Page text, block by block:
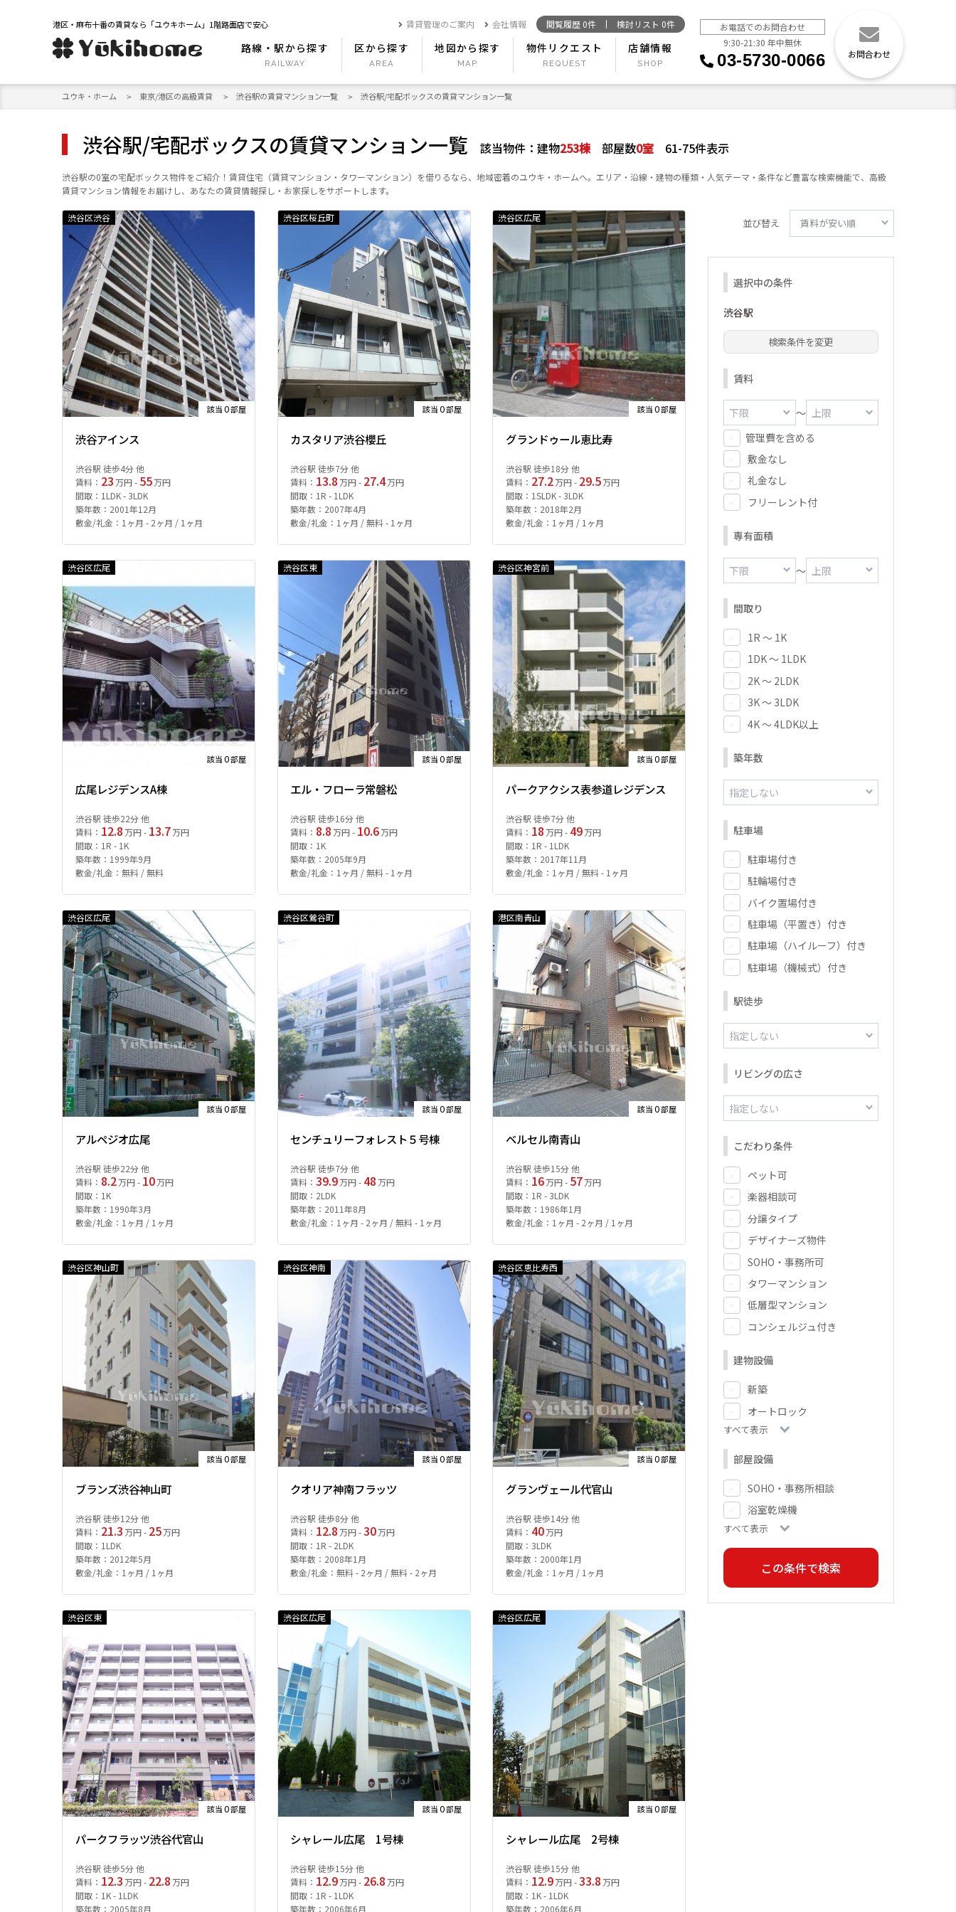
港区・麻布十番の賃貸なら「ユウキホーム」1階路面店で安心 賃貸管理のご案内 会社情報 閲覧履歴 0件 検討リスト 0件
路線・駅から探す 区から探す 地図から探す 物件リクエスト 店舗情報
お電話でのお問合わせ
9:30-21:30 年中無休
03-5730-0066 お問合わせ
ユウキ・ホーム 東京/港区の高級賃貸 渋谷駅の賃貸マンション一覧 渋谷駅/宅配ボックスの賃貸マンション一覧
渋谷駅/宅配ボックスの賃貸マンション一覧 該当物件： 建物253棟部屋数0室 61-75件表示
渋谷駅の0室の宅配ボックス物件をご紹介！賃貸住宅（賃貸マンション・タワーマンション）を借りるなら、地域密着のユウキ・ホームへ。エリア・沿線・建物の種類・人気テーマ・条件など豊富な検索機能で、高級
賃貸マンション情報をお届けし、あなたの賃貸情報探し・お家探しをサポートします。
渋谷区渋谷
該当0部屋
渋谷アインス
渋谷駅 徒歩4分 他
賃料： 23 万円 - 55 万円
間取：1LDK - 3LDK
築年数：2001年12月
敷金/礼金：1ヶ月 - 2ヶ月 / 1ヶ月
渋谷区桜丘町
該当0部屋
カスタリア渋谷櫻丘
渋谷駅 徒歩7分 他
賃料： 13.8 万円 - 27.4万円
間取：1R - 1LDK
築年数：2007年4月
敷金/礼金：1ヶ月 / 無料 - 1ヶ月
渋谷区広尾
該当 0部屋
グランドゥール恵比寿
渋谷駅 徒歩18分 他
賃料： 27.2万円 - 29.5万円
間取：1SLDK - 3LDK
築年数：2018年2月
敷金/礼金：1ヶ月 / 1ヶ月
渋谷区広尾
該当0部屋
広尾レジデンスA棟
渋谷駅 徒歩22分 他
賃料： 12.8 万円 - 13.7 万円
間取：1R - 1K
築年数：1999年9月
敷金/礼金：無料 / 無料
渋谷区東
該当0部屋
エル・フローラ常磐松
渋谷駅 徒歩16分 他
賃料： 8.8 万円 - 10.6万円
間取：1K
築年数：2005年9月
敷金/礼金：1ヶ月 / 無料 - 1ヶ月
渋谷区神宮前
該当 0部屋
パークアクシス表参道レジデンス
渋谷駅 徒歩7分 他
賃料： 18 万円 - 49万円
間取：1R - 1LDK
築年数：2017年11月
敷金/礼金：1ヶ月 / 無料 - 1ヶ月
渋谷区広尾
該当0部屋
アルペジオ広尾
渋谷駅 徒歩22分 他
賃料： 8.2 万円 - 10 万円
間取：1K
築年数：1990年3月
敷金/礼金：1ヶ月 / 1ヶ月
渋谷区鶯谷町
該当0部屋
センチュリーフォレスト５号棟
渋谷駅 徒歩7分 他
賃料：39.9万円 - 48 万円
間取：2LDK
築年数：2011年8月
敷金/礼金：1ヶ月 - 2ヶ月 / 無料 - 1ヶ月
港区南青山
該当 0部屋
ベルセル南青山
渋谷駅 徒歩15分 他
賃料： 16万円 - 57万円
間取：1R - 3LDK
築年数：1986年1月
敷金/礼金：1ヶ月 - 2ヶ月 / 1ヶ月
渋谷区神山町
該当0部屋
ブランズ渋谷神山町
渋谷駅 徒歩12分 他
賃料： 21.3 万円 - 25 万円
間取：1LDK
築年数：2012年5月
敷金/礼金：1ヶ月 / 1ヶ月
渋谷区神南
該当0部屋
クオリア神南フラッツ
渋谷駅 徒歩8分 他
賃料： 12.8 万円 -30万円
間取：1R - 2LDK
築年数：2008年1月
敷金/礼金：無料 - 2ヶ月 / 無料 - 2ヶ月
渋谷区恵比寿西
該当 0部屋
グランヴェール代官山
渋谷駅 徒歩14分 他
賃料： 40万円
間取：3LDK
築年数：2000年1月
敷金/礼金：1ヶ月 / 1ヶ月
渋谷区東
該当0部屋
パークフラッツ渋谷代官山
渋谷駅 徒歩5分 他
賃料： 12.3 万円 - 22.8 万円
間取：1K - 1LDK
築年数：2005年8月
渋谷区広尾
該当0部屋
シャレール広尾 1号棟
渋谷駅 徒歩15分 他
賃料： 12.9万円 - 26.8 万円
間取：1R - 1LDK
築年数：2006年6月
渋谷区広尾
該当 0部屋
シャレール広尾 2号棟
渋谷駅 徒歩15分 他
賃料： 12.9万円 -33.8 万円
間取：1K - 1LDK
築年数：2006年6月
並び替え
選択中の条件
渋谷駅
検索条件を変更
賃料
～
管理費を含める
敷金なし
礼金なし
フリーレント付
専有面積
～
間取り
1R ～ 1K
1DK ～ 1LDK
2K ～ 2LDK
3K ～ 3LDK
4K ～ 4LDK以上
築年数
駐車場
駐車場付き
駐輪場付き
バイク置場付き
駐車場（平置き）付き
駐車場（ハイルーフ）付き
駐車場（機械式）付き
駅徒歩
リビングの広さ
こだわり条件
ペット可
楽器相談可
分譲タイプ
デザイナーズ物件
SOHO・事務所可
タワーマンション
低層型マンション
コンシェルジュ付き
建物設備
新築
オートロック
すべて表示
部屋設備
SOHO・事務所相談
浴室乾燥機
すべて表示